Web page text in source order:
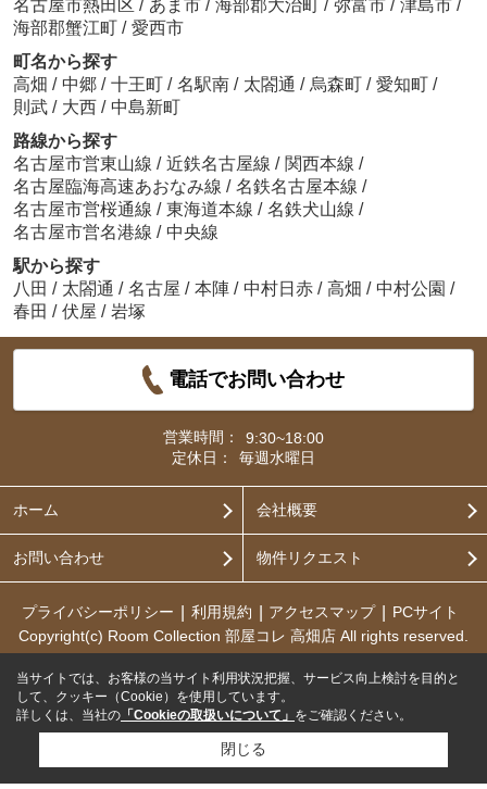
名古屋市熱田区 / あま市 / 海部郡大治町 / 弥富市 / 津島市 /
海部郡蟹江町 / 愛西市
町名から探す
高畑 / 中郷 / 十王町 / 名駅南 / 太閤通 / 烏森町 / 愛知町 /
則武 / 大西 / 中島新町
路線から探す
名古屋市営東山線 / 近鉄名古屋線 / 関西本線 /
名古屋臨海高速あおなみ線 / 名鉄名古屋本線 /
名古屋市営桜通線 / 東海道本線 / 名鉄犬山線 /
名古屋市営名港線 / 中央線
駅から探す
八田 / 太閤通 / 名古屋 / 本陣 / 中村日赤 / 高畑 / 中村公園 /
春田 / 伏屋 / 岩塚
電話でお問い合わせ
営業時間：
9:30~18:00
定休日：
毎週水曜日
ホーム 会社概要
お問い合わせ 物件リクエスト
プライバシーポリシー 利用規約 アクセスマップ
PCサイト
Copyright(c) Room Collection 部屋コレ 高畑店 All rights reserved.
当サイトでは、お客様の当サイト利用状況把握、サービス向上検討を目的と
して、クッキー（Cookie）を使用しています。
詳しくは、当社の 「Cookieの取扱いについて」 をご確認ください。
閉じる